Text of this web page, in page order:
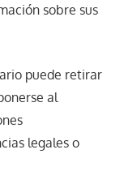
sobre sus
puede retirar
al
legales o